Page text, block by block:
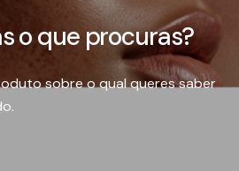
o que procuras?
sobre o qual queres saber